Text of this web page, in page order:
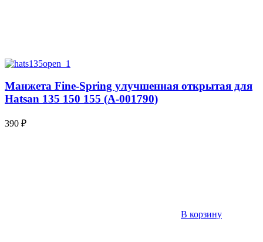
Манжета Fine-Spring улучшенная открытая для
Hatsan 135 150 155 (А-001790)
390 ₽
В корзину